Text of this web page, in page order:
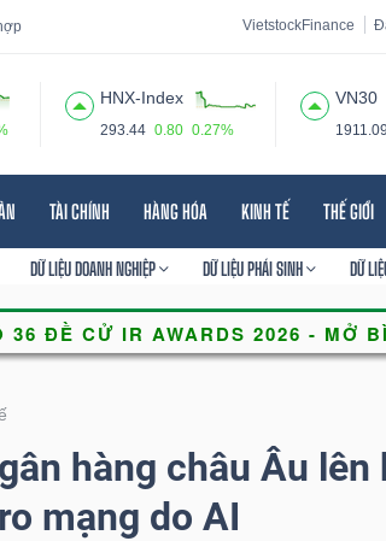
VietstockFinance
HNX-Index
293.44 0.80 0.27%
VN30
1911.09
TÀI CHÍNH HÀNG HÓA KINH TẾ THẾ GIỚI
DỮ LIỆU DOANH NGHIỆP DỮ LIỆU PHÁI SINH DỮ
hàng châu Âu lên
mạng do AI